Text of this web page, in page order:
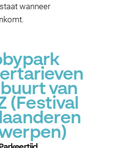
wanneer
van
(Festival